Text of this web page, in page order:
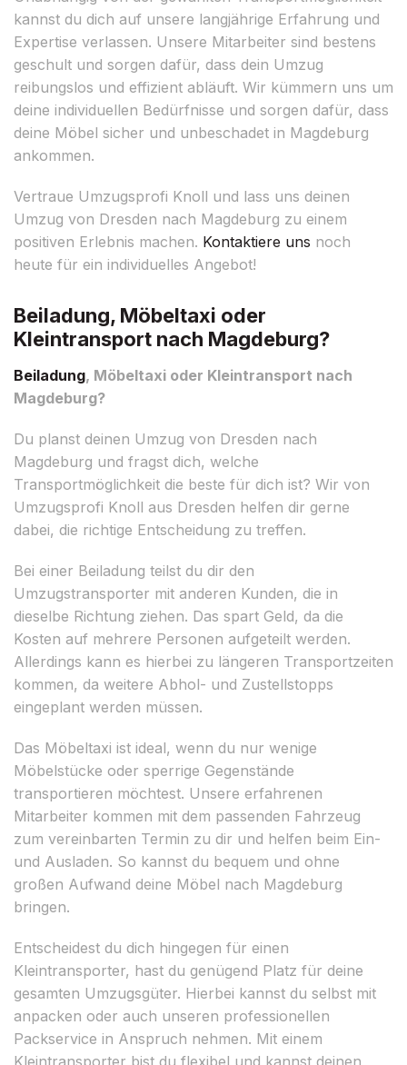
kannst du dich auf unsere langjährige Erfahrung und
Expertise verlassen. Unsere Mitarbeiter sind bestens
geschult und sorgen dafür, dass dein Umzug
reibungslos und effizient abläuft. Wir kümmern uns um
deine individuellen Bedürfnisse und sorgen dafür, dass
deine Möbel sicher und unbeschadet in Magdeburg
ankommen.
Vertraue Umzugsprofi Knoll und lass uns deinen
Umzug von Dresden nach Magdeburg zu einem
positiven Erlebnis machen. Kontaktiere uns noch
heute für ein individuelles Angebot!
Beiladung, Möbeltaxi oder
Kleintransport nach Magdeburg?
Beiladung, Möbeltaxi oder Kleintransport nach
Magdeburg?
Du planst deinen Umzug von Dresden nach
Magdeburg und fragst dich, welche
Transportmöglichkeit die beste für dich ist? Wir von
Umzugsprofi Knoll aus Dresden helfen dir gerne
dabei, die richtige Entscheidung zu treffen.
Bei einer Beiladung teilst du dir den
Umzugstransporter mit anderen Kunden, die in
dieselbe Richtung ziehen. Das spart Geld, da die
Kosten auf mehrere Personen aufgeteilt werden.
Allerdings kann es hierbei zu längeren Transportzeiten
kommen, da weitere Abhol- und Zustellstopps
eingeplant werden müssen.
Das Möbeltaxi ist ideal, wenn du nur wenige
Möbelstücke oder sperrige Gegenstände
transportieren möchtest. Unsere erfahrenen
Mitarbeiter kommen mit dem passenden Fahrzeug
zum vereinbarten Termin zu dir und helfen beim Ein-
und Ausladen. So kannst du bequem und ohne
großen Aufwand deine Möbel nach Magdeburg
bringen.
Entscheidest du dich hingegen für einen
Kleintransporter, hast du genügend Platz für deine
gesamten Umzugsgüter. Hierbei kannst du selbst mit
anpacken oder auch unseren professionellen
Packservice in Anspruch nehmen. Mit einem
Kleintransporter bist du flexibel und kannst deinen